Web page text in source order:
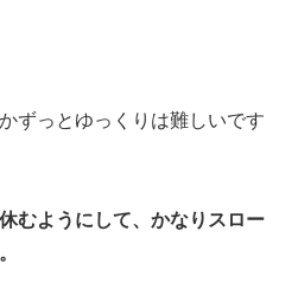
ずっとゆっくりは難しいです
むようにして、かなりスロー